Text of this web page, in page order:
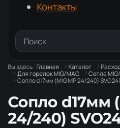
Контакты
Вы здесь: Главная Каталог
Для горелок MIG/MAG
Сопла
Сопло d17мм (MIG MP 24/240)
Сопло d17мм
24/240)